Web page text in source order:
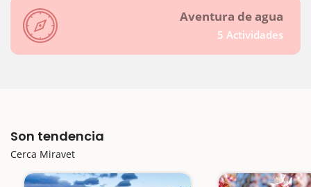
Aventura de agua
5 Actividades
Son tendencia
Cerca Miravet